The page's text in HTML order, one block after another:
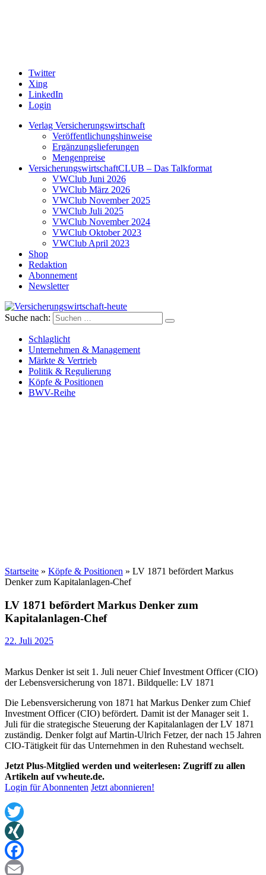
Twitter
Xing
LinkedIn
Login
Verlag Versicherungswirtschaft
Veröffentlichungshinweise
Ergänzungslieferungen
Mengenpreise
VersicherungswirtschaftCLUB – Das Talkformat
VWClub Juni 2026
VWClub März 2026
VWClub November 2025
VWClub Juli 2025
VWClub November 2024
VWClub Oktober 2023
VWClub April 2023
Shop
Redaktion
Abonnement
Newsletter
Versicherungswirtschaft-heute
Suche nach:
Schlaglicht
Unternehmen & Management
Märkte & Vertrieb
Politik & Regulierung
Köpfe & Positionen
BWV-Reihe
Startseite » Köpfe & Positionen » LV 1871 befördert Markus
Denker zum Kapitalanlagen-Chef
LV 1871 befördert Markus Denker zum
Kapitalanlagen-Chef
22. Juli 2025
Markus Denker ist seit 1. Juli neuer Chief Investment Officer (CIO)
der Lebensversicherung von 1871. Bildquelle: LV 1871
Die Lebensversicherung von 1871 hat Markus Denker zum Chief
Investment Officer (CIO) befördert. Damit ist der Manager seit 1.
Juli für die strategische Steuerung der Kapitalanlagen der LV 1871
zuständig. Denker folgt auf Martin-Ulrich Fetzer, der nach 15 Jahren
CIO-Tätigkeit für das Unternehmen in den Ruhestand wechselt.
Jetzt Plus-Mitglied werden und weiterlesen: Zugriff zu allen
Artikeln auf vwheute.de.
Login für Abonnenten Jetzt abonnieren!
Twitter
XING
Facebook